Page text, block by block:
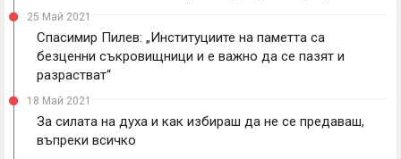
25 Май 2021
Спасимир Пилев: „Институциите на паметта са
безценни съкровищници и е важно да се пазят и
разрастват“
18 Май 2021
За силата на духа и как избираш да не се предаваш,
въпреки всичко